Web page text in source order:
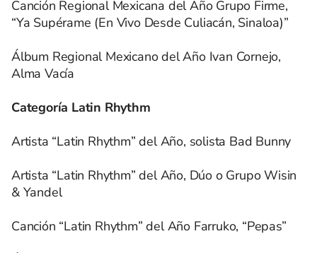
Canción Regional Mexicana del Año Grupo Firme,
“Ya Supérame (En Vivo Desde Culiacán, Sinaloa)”
Álbum Regional Mexicano del Año Ivan Cornejo,
Alma Vacía
Categoría Latin Rhythm
Artista “Latin Rhythm” del Año, solista Bad Bunny
Artista “Latin Rhythm” del Año, Dúo o Grupo Wisin
& Yandel
Canción “Latin Rhythm” del Año Farruko, “Pepas”